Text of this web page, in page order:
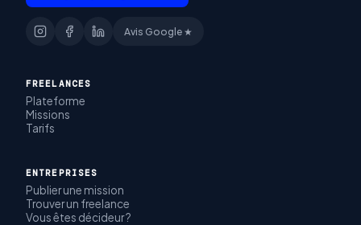
Avis Google ★
FREELANCES
Plateforme
Missions
Tarifs
ENTREPRISES
Publier une mission
Trouver un freelance
Vous êtes décideur ?